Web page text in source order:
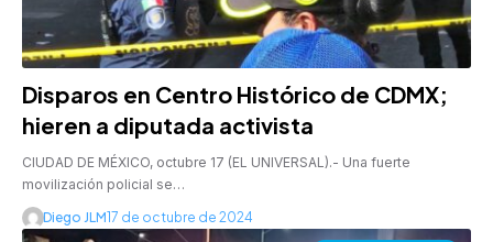
Disparos en Centro Histórico de CDMX;
hieren a diputada activista
CIUDAD DE MÉXICO, octubre 17 (EL UNIVERSAL).- Una fuerte
movilización policial se…
Diego JLM17 de octubre de 2024